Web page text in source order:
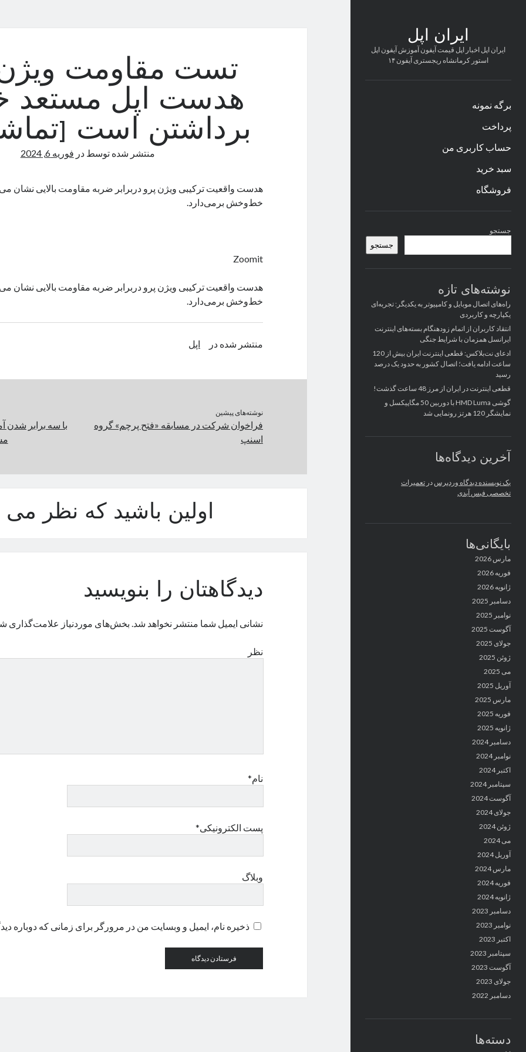
ایران اپل
ایران اپل اخبار اپل قیمت آیفون آموزش آیفون اپل
استور کرمانشاه ریجستری آیفون ۱۴
برگه نمونه
پرداخت
حساب کاربری من
سبد خرید
فروشگاه
کناری
جستجو
جستجو
نوشته‌های تازه
راه‌های اتصال موبایل و کامپیوتر به یکدیگر: تجربه‌ای
یکپارچه و کاربردی
انتقاد کاربران از اتمام زودهنگام بسته‌های اینترنت
ایرانسل همزمان با شرایط جنگی
ادعای نت‌بلاکس: قطعی اینترنت ایران بیش از 120
ساعت ادامه یافت؛ اتصال کشور به حدود یک درصد
رسید
قطعی اینترنت در ایران از مرز 48 ساعت گذشت!
گوشی HMD Luma با دوربین 50 مگاپیکسل و
نمایشگر 120 هرتز رونمایی شد
آخرین دیدگاه‌ها
یک نویسنده دیدگاه وردپرس در تعمیرات
تخصصی فیس آیدی
بایگانی‌ها
مارس 2026
فوریه 2026
ژانویه 2026
دسامبر 2025
نوامبر 2025
آگوست 2025
جولای 2025
ژوئن 2025
می 2025
آوریل 2025
مارس 2025
فوریه 2025
ژانویه 2025
دسامبر 2024
نوامبر 2024
اکتبر 2024
سپتامبر 2024
آگوست 2024
جولای 2024
ژوئن 2024
می 2024
آوریل 2024
مارس 2024
فوریه 2024
ژانویه 2024
دسامبر 2023
نوامبر 2023
اکتبر 2023
سپتامبر 2023
آگوست 2023
جولای 2023
دسامبر 2022
دسته‌ها
تست مقاومت ویژن
هدست اپل مستعد
برداشتن است
منتشر شده توسطدر فوریه 6, 2024
هدست واقعیت ترکیبی ویژن پرو دربرابر ضربه مقاومت بالایی نشان
خط‌وخش برمی‌دارد.
Zoomit
هدست واقعیت ترکیبی ویژن پرو دربرابر ضربه مقاومت بالایی نشان
خط‌وخش برمی‌دارد.
منتشر شده در اپل
نوشته‌های پیشین
فراخوان شرکت در مسابقه «فتح پرچم» گروه
اسنپ
با سه برابر شدن
اولین باشید که نظر می
دیدگاهتان را بنویسید
نشانی ایمیل شما منتشر نخواهد شد. بخش‌های موردنیاز علامت‌گذاری
نظر
نام*
پست الکترونیکی*
وبلاگ
ذخیره نام، ایمیل و وبسایت من در مرورگر برای زمانی که دوباره